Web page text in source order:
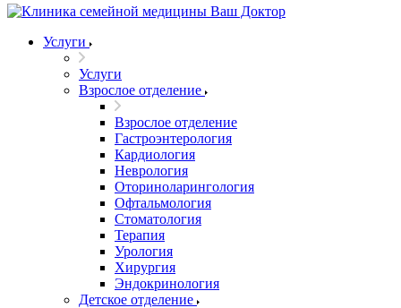
Услуги
Услуги
Взрослое отделение
Взрослое отделение
Гастроэнтерология
Кардиология
Неврология
Оториноларингология
Офтальмология
Стоматология
Терапия
Урология
Хирургия
Эндокринология
Детское отделение